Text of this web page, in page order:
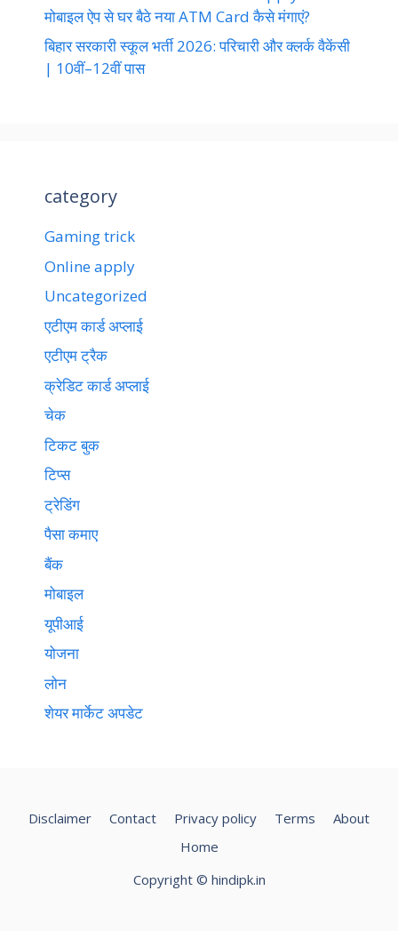
मोबाइल ऐप से घर बैठे नया ATM Card कैसे मंगाएं?
बिहार सरकारी स्कूल भर्ती 2026: परिचारी और क्लर्क वैकेंसी
| 10वीं–12वीं पास
category
Gaming trick
Online apply
Uncategorized
एटीएम कार्ड अप्लाई
एटीएम ट्रैक
क्रेडिट कार्ड अप्लाई
चेक
टिकट बुक
टिप्स
ट्रेडिंग
पैसा कमाए
बैंक
मोबाइल
यूपीआई
योजना
लोन
शेयर मार्केट अपडेट
Disclaimer Contact Privacy policy Terms
About
Home
Copyright ©️ hindipk.in